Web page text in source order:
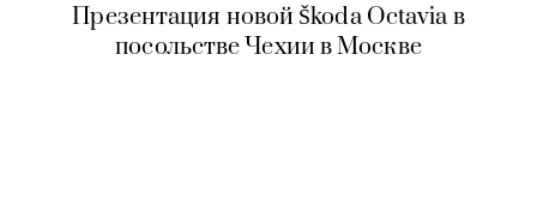
Презентация новой Škoda Octavia в
посольстве Чехии в Москве